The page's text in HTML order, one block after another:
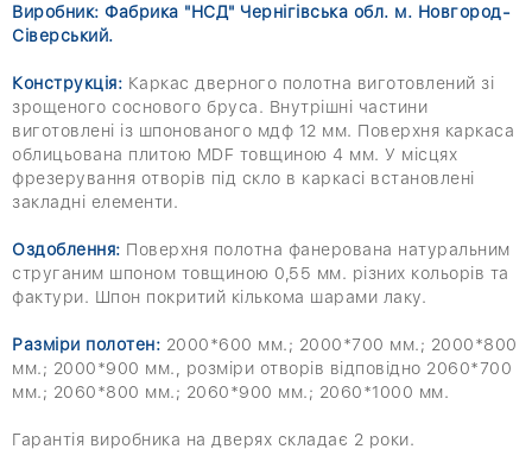
Виробник: Фабрика "НСД" Чернігівська обл. м. Новгород-
Сіверський.
Конструкція: Каркас дверного полотна виготовлений зі
зрощеного соснового бруса. Внутрішні частини
виготовлені із шпонованого мдф 12 мм. Поверхня каркаса
облицьована плитою MDF товщиною 4 мм. У місцях
фрезерування отворів під скло в каркасі встановлені
закладні елементи.
Оздоблення: Поверхня полотна фанерована натуральним
струганим шпоном товщиною 0,55 мм. різних кольорів та
фактури. Шпон покритий кількома шарами лаку.
Разміри полотен: 2000*600 мм.; 2000*700 мм.; 2000*800
мм.; 2000*900 мм., розміри отворів відповідно 2060*700
мм.; 2060*800 мм.; 2060*900 мм.; 2060*1000 мм.
Гарантія виробника на дверях складає 2 роки.